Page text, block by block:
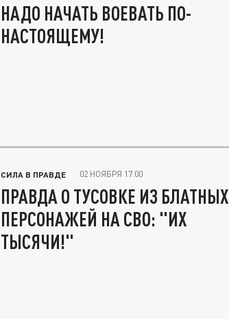
НАДО НАЧАТЬ ВОЕВАТЬ ПО-
НАСТОЯЩЕМУ!
СИЛА В ПРАВДЕ 02 НОЯБРЯ 17:00
ПРАВДА О ТУСОВКЕ ИЗ БЛАТНЫХ
ПЕРСОНАЖЕЙ НА СВО: "ИХ
ТЫСЯЧИ!"